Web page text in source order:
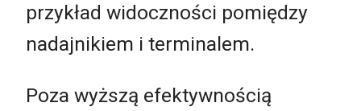
przykład widoczności pomiędzy
nadajnikiem i terminalem.
Poza wyższą efektywnością